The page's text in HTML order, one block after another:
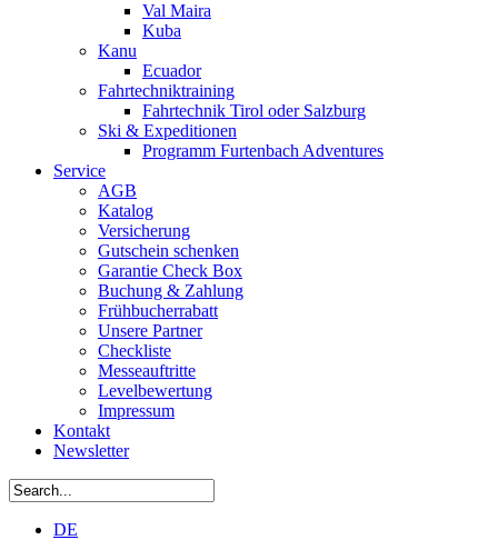
Val Maira
Kuba
Kanu
Ecuador
Fahrtechniktraining
Fahrtechnik Tirol oder Salzburg
Ski & Expeditionen
Programm Furtenbach Adventures
Service
AGB
Katalog
Versicherung
Gutschein schenken
Garantie Check Box
Buchung & Zahlung
Frühbucherrabatt
Unsere Partner
Checkliste
Messeauftritte
Levelbewertung
Impressum
Kontakt
Newsletter
DE